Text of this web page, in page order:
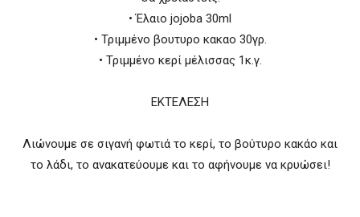
• Έλαιο jojoba 30ml
• Τριμμένο βουτυρο κακαο 30γρ.
• Τριμμένο κερί μέλισσας 1κ.γ.
ΕΚΤΕΛΕΣΗ
Λιώνουμε σε σιγανή φωτιά το κερί, το βούτυρο κακάο και
το λάδι, το ανακατεύουμε και το αφήνουμε να κρυώσει!